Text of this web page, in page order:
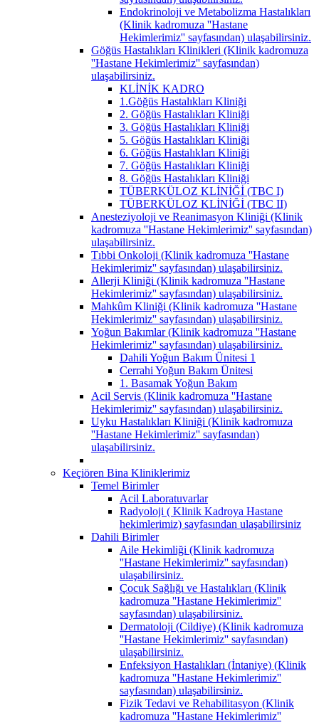
Endokrinoloji ve Metabolizma Hastalıkları
(Klinik kadromuza ''Hastane
Hekimlerimiz'' sayfasından) ulaşabilirsiniz.
Göğüs Hastalıkları Klinikleri (Klinik kadromuza
''Hastane Hekimlerimiz'' sayfasından)
ulaşabilirsiniz.
KLİNİK KADRO
1.Göğüs Hastalıkları Kliniği
2. Göğüs Hastalıkları Kliniği
3. Göğüs Hastalıkları Kliniği
5. Göğüs Hastalıkları Kliniği
6. Göğüs Hastalıkları Kliniği
7. Göğüs Hastalıkları Kliniği
8. Göğüs Hastalıkları Kliniği
TÜBERKÜLOZ KLİNİĞİ (TBC I)
TÜBERKÜLOZ KLİNİĞİ (TBC II)
Anesteziyoloji ve Reanimasyon Kliniği (Klinik
kadromuza ''Hastane Hekimlerimiz'' sayfasından)
ulaşabilirsiniz.
Tıbbi Onkoloji (Klinik kadromuza ''Hastane
Hekimlerimiz'' sayfasından) ulaşabilirsiniz.
Allerji Kliniği (Klinik kadromuza ''Hastane
Hekimlerimiz'' sayfasından) ulaşabilirsiniz.
Mahkûm Kliniği (Klinik kadromuza ''Hastane
Hekimlerimiz'' sayfasından) ulaşabilirsiniz.
Yoğun Bakımlar (Klinik kadromuza ''Hastane
Hekimlerimiz'' sayfasından) ulaşabilirsiniz.
Dahili Yoğun Bakım Ünitesi 1
Cerrahi Yoğun Bakım Ünitesi
1. Basamak Yoğun Bakım
Acil Servis (Klinik kadromuza ''Hastane
Hekimlerimiz'' sayfasından) ulaşabilirsiniz.
Uyku Hastalıkları Kliniği (Klinik kadromuza
''Hastane Hekimlerimiz'' sayfasından)
ulaşabilirsiniz.
Keçiören Bina Kliniklerimiz
Temel Birimler
Acil Laboratuvarlar
Radyoloji ( Klinik Kadroya Hastane
hekimlerimiz) sayfasından ulaşabilirsiniz
Dahili Birimler
Aile Hekimliği (Klinik kadromuza
''Hastane Hekimlerimiz'' sayfasından)
ulaşabilirsiniz.
Çocuk Sağlığı ve Hastalıkları (Klinik
kadromuza ''Hastane Hekimlerimiz''
sayfasından) ulaşabilirsiniz.
Dermatoloji (Cildiye) (Klinik kadromuza
''Hastane Hekimlerimiz'' sayfasından)
ulaşabilirsiniz.
Enfeksiyon Hastalıkları (İntaniye) (Klinik
kadromuza ''Hastane Hekimlerimiz''
sayfasından) ulaşabilirsiniz.
Fizik Tedavi ve Rehabilitasyon (Klinik
kadromuza ''Hastane Hekimlerimiz''